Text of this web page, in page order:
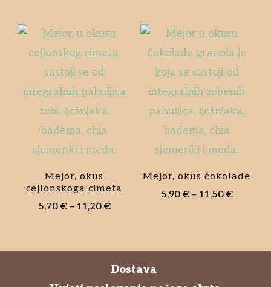
Mejor, okus
cejlonskoga cimeta
5,70 € – 11,20 €
Mejor, okus čokolade
5,90 € – 11,50 €
Dostava